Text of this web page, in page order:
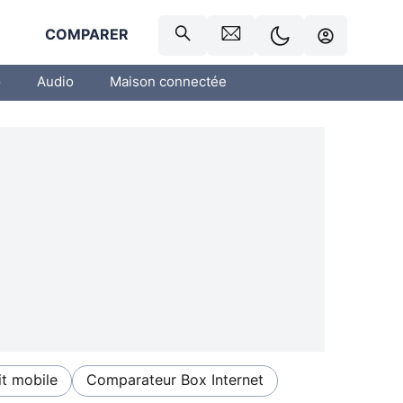
COMPARER
Audio Maison connectée
mobile Comparateur Box Internet